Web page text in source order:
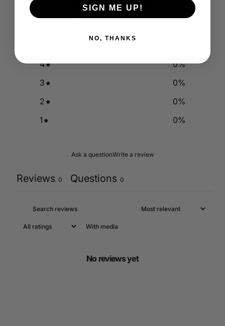
/ 5
4
0%
3
0%
2
0%
1
0%
Ask a questionWrite a review
Reviews 0 Questions 0
With media
No reviews yet
SIGN ME UP!
NO, THANKS